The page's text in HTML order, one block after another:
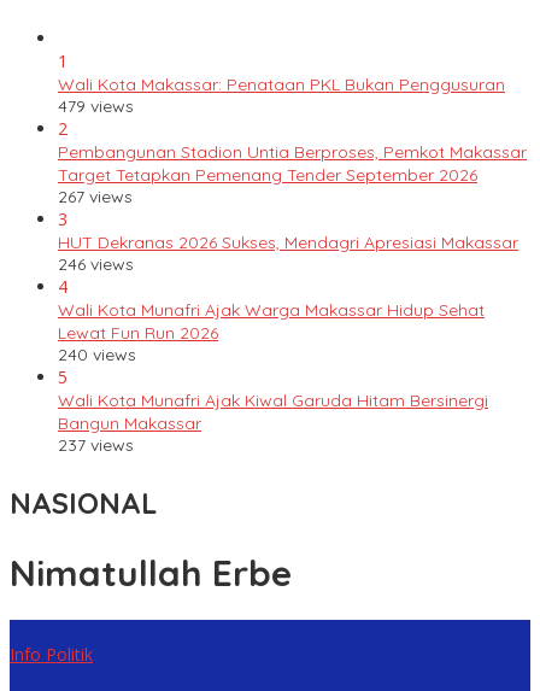
1
Wali Kota Makassar: Penataan PKL Bukan Penggusuran
479 views
2
Pembangunan Stadion Untia Berproses, Pemkot Makassar
Target Tetapkan Pemenang Tender September 2026
267 views
3
HUT Dekranas 2026 Sukses, Mendagri Apresiasi Makassar
246 views
4
Wali Kota Munafri Ajak Warga Makassar Hidup Sehat
Lewat Fun Run 2026
240 views
5
Wali Kota Munafri Ajak Kiwal Garuda Hitam Bersinergi
Bangun Makassar
237 views
NASIONAL
Nimatullah Erbe
Info Politik